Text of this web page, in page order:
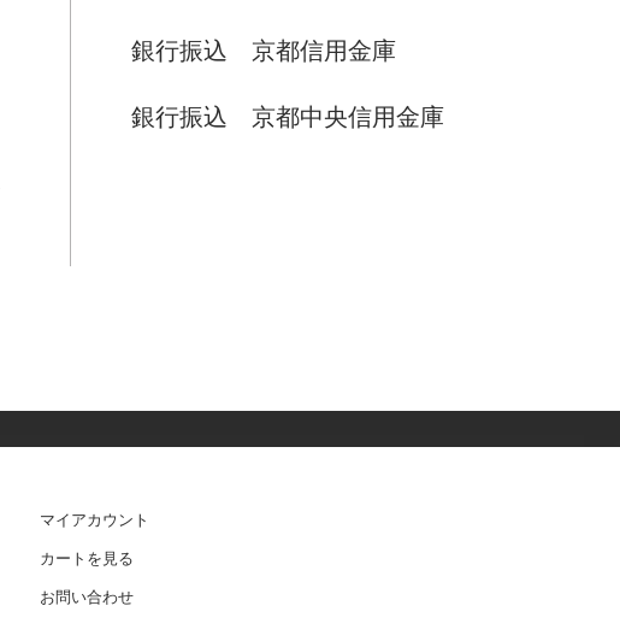
銀行振込 京都信用金庫
銀行振込 京都中央信用金庫
マイアカウント
カートを見る
お問い合わせ